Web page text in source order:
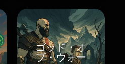
ゴッド・オ
ブ・ウォー